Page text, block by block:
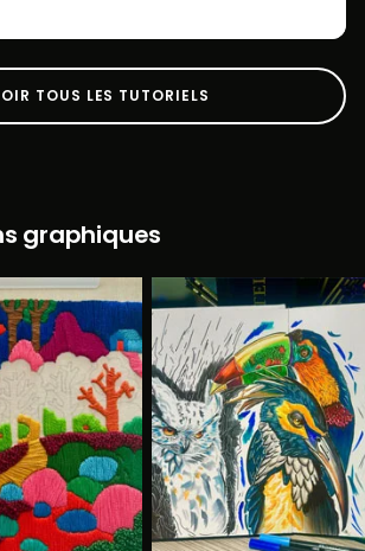
TOUS LES TUTORIELS
graphiques